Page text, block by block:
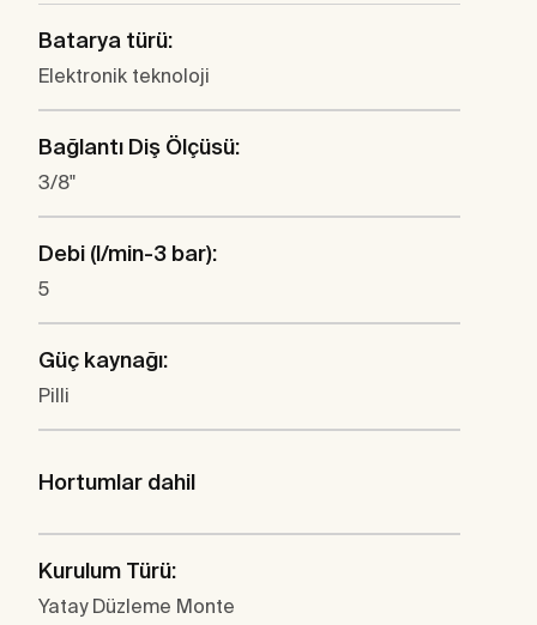
Batarya türü:
Elektronik teknoloji
Bağlantı Diş Ölçüsü:
3/8"
Debi (l/min-3 bar):
5
Güç kaynağı:
Pilli
Hortumlar dahil
Kurulum Türü:
Yatay Düzleme Monte